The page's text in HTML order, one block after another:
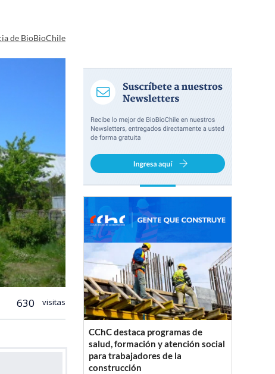
de BioBioChile
630 visitas
CChC destaca programas de
salud, formación y atención social
para trabajadores de la
construcción